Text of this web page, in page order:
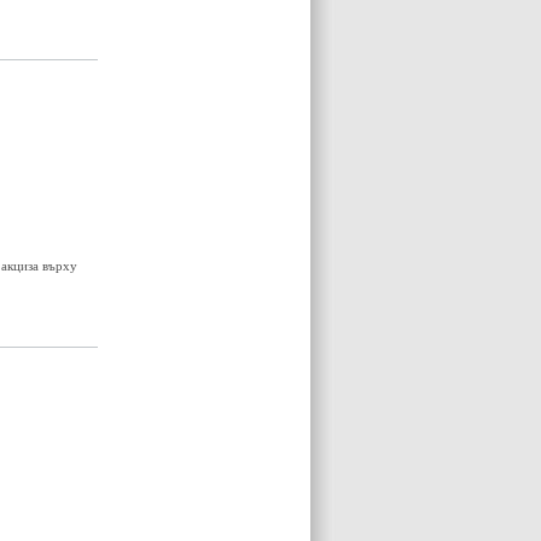
върху